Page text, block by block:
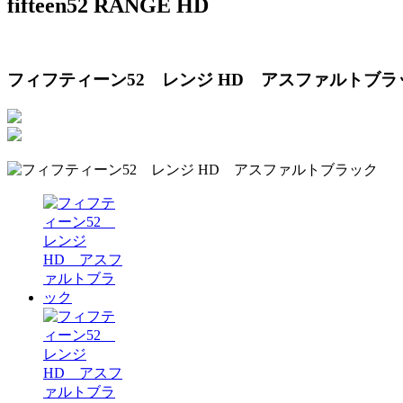
fifteen52 RANGE HD
フィフティーン52 レンジ HD アスファルトブラ